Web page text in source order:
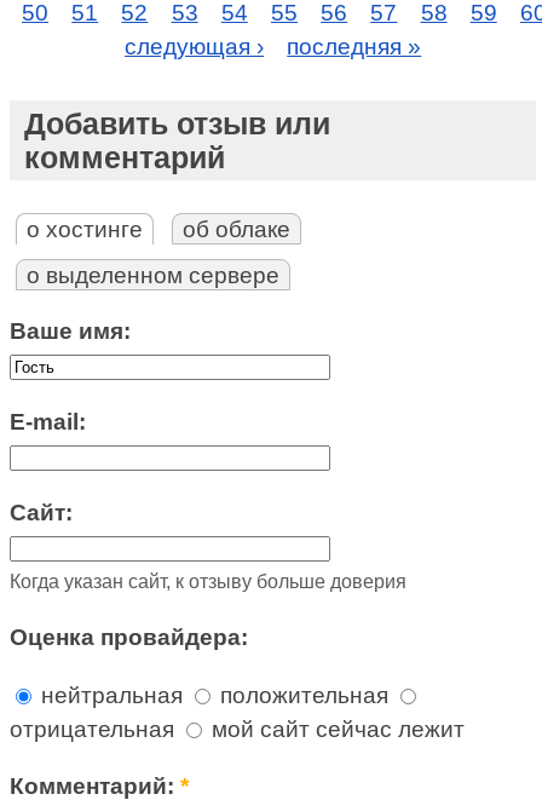
50 51 52 53 54 55 56 57 58 59
следующая ›
последняя »
Добавить отзыв или
комментарий
о хостинге
об облаке
о выделенном сервере
Ваше имя:
E-mail:
Сайт:
Когда указан сайт, к отзыву больше доверия
Оценка провайдера:
нейтральная
положительная
отрицательная
мой сайт сейчас лежит
Комментарий:*